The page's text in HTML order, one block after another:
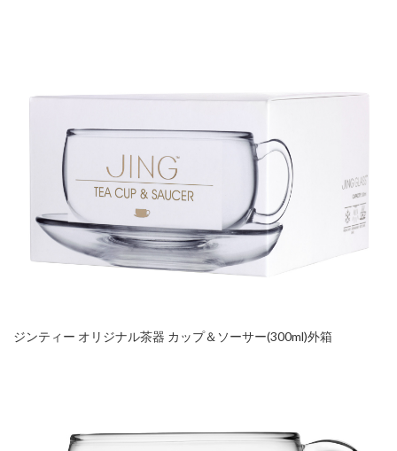
ジンティー オリジナル茶器 カップ＆ソーサー(300ml)外箱